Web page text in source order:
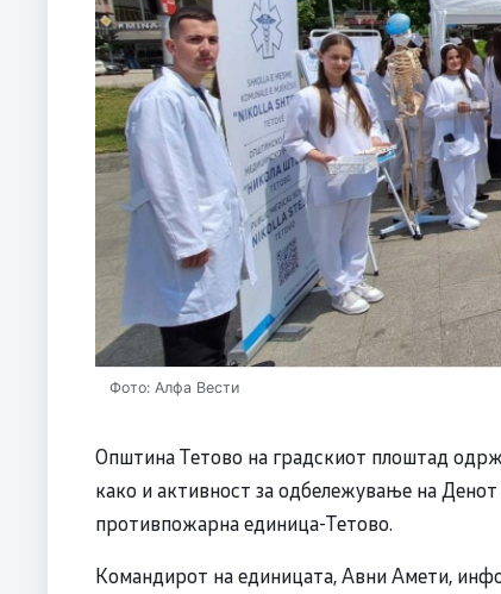
Фото: Алфа Вести
Општина Тетово на градскиот плоштад
како и активност за одбележување на
противпожарна единица-Тетово.
Командирот на единицата, Авни Амети,